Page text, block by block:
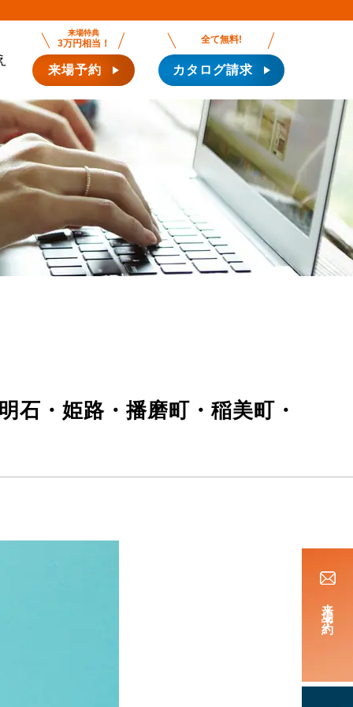
来場特典
3万円相当！
来場予約
全て無料!
カタログ請求
・姫路・播磨町・稲美町・
来場予約